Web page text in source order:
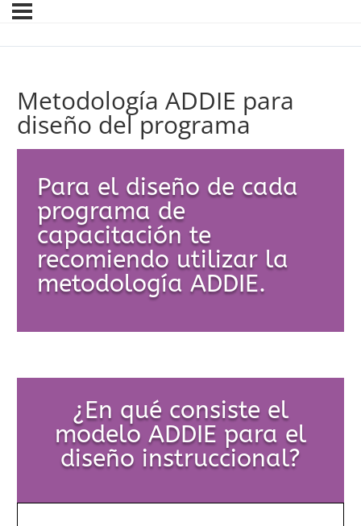
Metodología ADDIE para
diseño del programa
Para el diseño de cada
programa de
capacitación te
recomiendo utilizar la
metodología ADDIE.
¿En qué consiste el
modelo ADDIE para el
diseño instruccional?